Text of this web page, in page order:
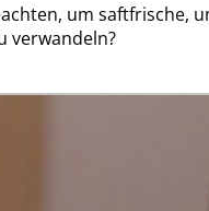
um saftfrische,
verwandeln?